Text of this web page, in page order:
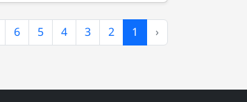
‹
1
2
3
4
5
6